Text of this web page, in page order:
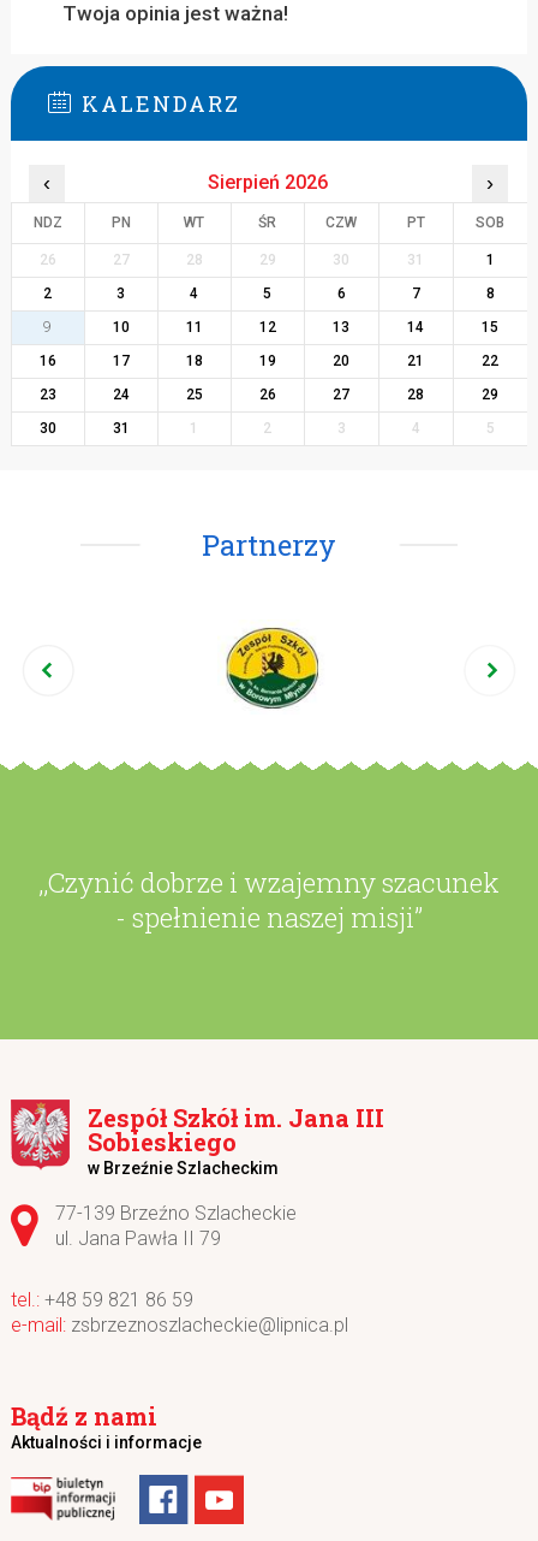
Twoja opinia jest ważna!
KALENDARZ
‹ Sierpień 2026 ›
NDZ PN WT ŚR CZW PT SOB
26 27 28 29 30 31
1
2
3 4 5 6 7
8
9
10 11 12 13 14
15
16
17 18 19 20 21
22
23
24 25 26 27 28
29
30
31 1 2 3 4 5
Partnerzy
,,Czynić dobrze i wzajemny szacunek
- spełnienie naszej misji”
Zespół Szkół im. Jana III
Sobieskiego
w Brzeźnie Szlacheckim
Adres pocztowy:
77-139 Brzeźno Szlacheckie
ul. Jana Pawła II 79
+48 59 821 86 59
zsbrzeznoszlacheckie@lipnica.pl
Bądź z nami
Aktualności i informacje